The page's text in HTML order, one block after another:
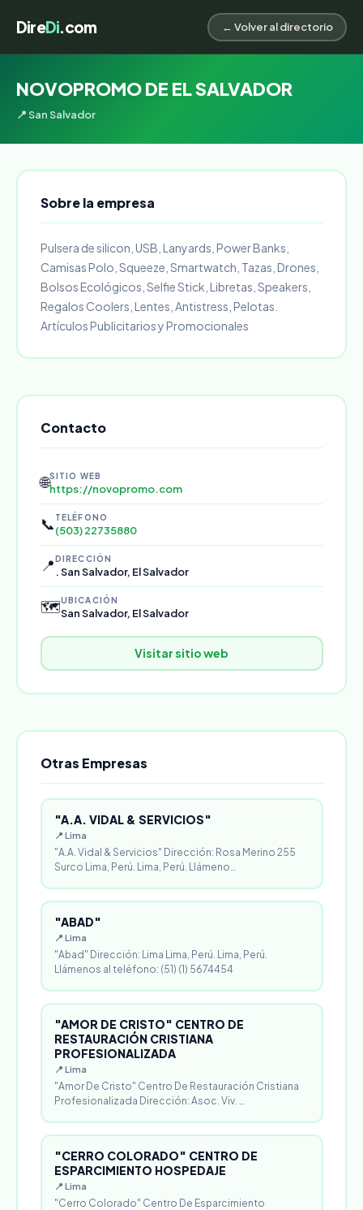
DireDi.com ← Volver al directorio
NOVOPROMO DE EL SALVADOR
📍 San Salvador
Sobre la empresa
Pulsera de silicon, USB, Lanyards, Power Banks,
Camisas Polo, Squeeze, Smartwatch, Tazas, Drones,
Bolsos Ecológicos, Selfie Stick, Libretas, Speakers,
Regalos Coolers, Lentes, Antistress, Pelotas.
Artículos Publicitarios y Promocionales
Contacto
🌐SITIO WEB
https://novopromo.com
📞 TELÉFONO
(503) 22735880
📍DIRECCIÓN
. San Salvador, El Salvador
🗺️UBICACIÓN
San Salvador, El Salvador
Visitar sitio web
Otras Empresas
"A.A. VIDAL & SERVICIOS"
📍 Lima
"A.A. Vidal & Servicios" Dirección: Rosa Merino 255
Surco Lima, Perú. Lima, Perú. Llámeno…
"ABAD"
📍 Lima
"Abad" Dirección: Lima Lima, Perú. Lima, Perú.
Llámenos al teléfono: (51) (1) 5674454
"AMOR DE CRISTO" CENTRO DE
RESTAURACIÓN CRISTIANA
PROFESIONALIZADA
📍 Lima
"Amor De Cristo" Centro De Restauración Cristiana
Profesionalizada Dirección: Asoc. Viv. …
"CERRO COLORADO" CENTRO DE
ESPARCIMIENTO HOSPEDAJE
📍 Lima
"Cerro Colorado" Centro De Esparcimiento